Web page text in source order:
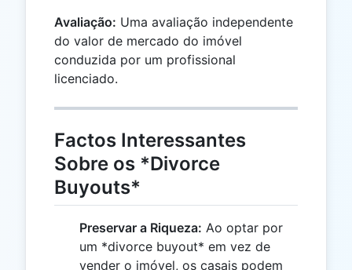
Avaliação: Uma avaliação independente
do valor de mercado do imóvel
conduzida por um profissional
licenciado.
Factos Interessantes
Sobre os *Divorce
Buyouts*
Preservar a Riqueza: Ao optar por
um *divorce buyout* em vez de
vender o imóvel, os casais podem